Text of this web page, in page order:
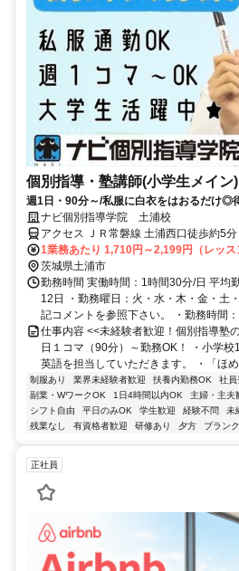
個別指導・塾講師(小学生メイン)
週1日・90分～/私服に白衣をはおるだけ◎
ナビ個別指導学院 土浦校
アクセス ＪＲ常磐線 土浦西口徒歩約5
1業務あたり 1,710円～2,199円（レッス
茨城県土浦市
勤務時間 実働時間：1時間30分/日 平均
12日 ・勤務曜日：火・水・木・金・土
記コメントを参照下さい。 ・勤務時間：
仕事内容 <<未経験者歓迎！個別指導塾
日１コマ（90分）～勤務OK！ ・小学校
英語を担当していただきます。 ・「ほ
制服あり 業界未経験者歓迎 扶養内勤務OK 社員
副業・WワークOK
1日4時間以内OK 主婦・主夫
シフト自由
平日のみOK 学生歓迎 経験不問 未
残業なし
有資格者歓迎 研修あり 夕方 ブラン
正社員